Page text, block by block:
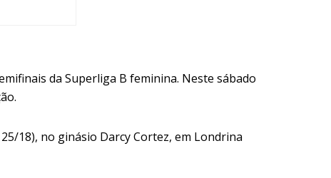
da Superliga B feminina. Neste sábado
18), no ginásio Darcy Cortez, em Londrina